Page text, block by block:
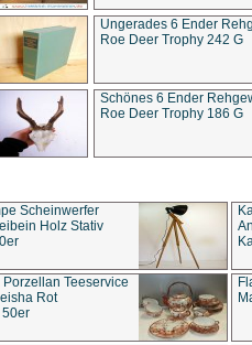
Ungerades 6 Ender
Roe Deer Trophy 242 G
Schönes 6 Ender
Roe Deer Trophy 186 G
Scheinwerfer
Holz Stativ
Teeservice
Rot